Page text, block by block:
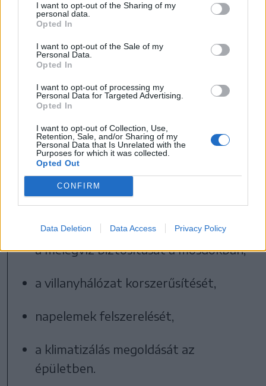
I want to opt-out of the Sharing of my
personal data.
Opted In
I want to opt-out of the Sale of my
Personal Data.
Opted In
I want to opt-out of processing my
Personal Data for Targeted Advertising.
Opted In
I want to opt-out of Collection, Use,
Retention, Sale, and/or Sharing of my
Personal Data that Is Unrelated with the
Purposes for which it was collected.
Opted Out
CONFIRM
Data Deletion Data Access Privacy Policy
cseréjét,
az épület körüli járólapok és oszlopok
felújítását,
a márványterem kupolájának cseréjét,
a bejárati ajtók és garázsajtók cseréjét
automata ajtókra,
a kazánház modernizálását,
a melegvíz biztosítását a mosdókban,
a villanyhálózat korszerűsítését,
napelemek felszerelését,
a klimatizálás megoldását az
épületben.